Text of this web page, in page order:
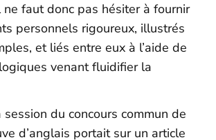
ne faut donc pas hésiter à fournir
personnels rigoureux, illustrés
et liés entre eux à l’aide de
venant fluidifier la
du concours commun de
d’anglais portait sur un article